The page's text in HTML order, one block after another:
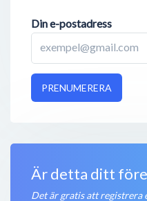
Din e-postadress
PRENUMERERA
Är detta ditt
Det är gratis att registrera